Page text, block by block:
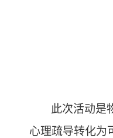
此次活动是
心理疏导转化为